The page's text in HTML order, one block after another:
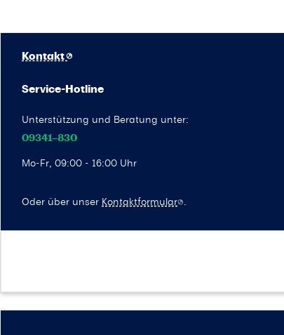
Service-Hotline
Unterstützung und Beratung unter:
09341–830
Mo-Fr, 09:00 - 16:00 Uhr
Oder über unser Kontaktformular .
Kontakt